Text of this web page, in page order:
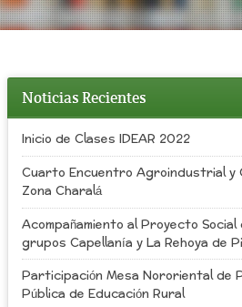
Noticias Recientes
Inicio de Clases IDEAR 2022
Cuarto Encuentro Agroindustrial y
Zona Charalá
Acompañamiento al Proyecto Social
grupos Capellanía y La Rehoya de
Participación Mesa Nororiental de
Pública de Educación Rural